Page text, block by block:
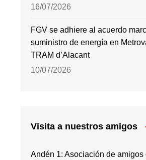
16/07/2026
FGV se adhiere al acuerdo
suministro de energía en
TRAM d’Alacant
10/07/2026
Visita a nuestros amigos
Andén 1: Asociación de amigos